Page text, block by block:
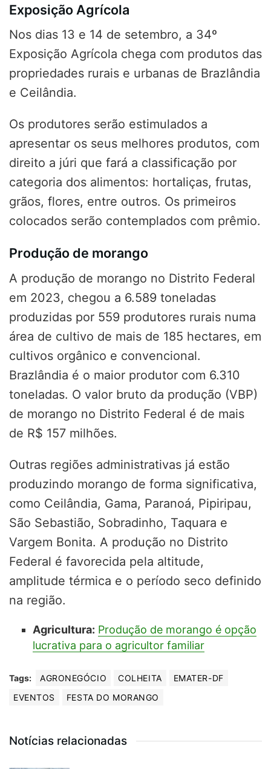
Exposição Agrícola
Nos dias 13 e 14 de setembro, a 34º
Exposição Agrícola chega com produtos das
propriedades rurais e urbanas de Brazlândia
e Ceilândia.
Os produtores serão estimulados a
apresentar os seus melhores produtos, com
direito a júri que fará a classificação por
categoria dos alimentos: hortaliças, frutas,
grãos, flores, entre outros. Os primeiros
colocados serão contemplados com prêmio.
Produção de morango
A produção de morango no Distrito Federal
em 2023, chegou a 6.589 toneladas
produzidas por 559 produtores rurais numa
área de cultivo de mais de 185 hectares, em
cultivos orgânico e convencional.
Brazlândia é o maior produtor com 6.310
toneladas. O valor bruto da produção (VBP)
de morango no Distrito Federal é de mais
de R$ 157 milhões.
Outras regiões administrativas já estão
produzindo morango de forma significativa,
como Ceilândia, Gama, Paranoá, Pipiripau,
São Sebastião, Sobradinho, Taquara e
Vargem Bonita. A produção no Distrito
Federal é favorecida pela altitude,
amplitude térmica e o período seco definido
na região.
Agricultura: Produção de morango é opção
lucrativa para o agricultor familiar
Tags: AGRONEGÓCIO COLHEITA
EMATER-DF
EVENTOS
FESTA DO MORANGO
Notícias relacionadas